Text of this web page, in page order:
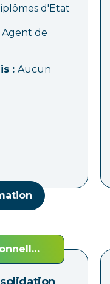
d'Etat
Agent de
: Aucun